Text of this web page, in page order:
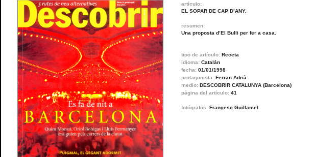
artículo:
EL SOPAR DE CAP D’ANY.
resumen:
Una proposta d’El Bulli per fer a casa.
tipo de artículo: Receta
idioma: Catalán
fecha: 01/01/1998
protagonista: Ferran Adrià
medio: DESCOBRIR CATALUNYA (Barcelona)
página del artículo: 41
fotógrafos: Françesc Guillamet